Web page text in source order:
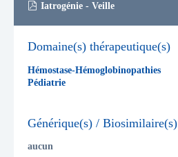
Iatrogénie - Veille
Domaine(s) thérapeutique(s)
Hémostase-Hémoglobinopathies
Pédiatrie
Générique(s) / Biosimilaire(s)
aucun